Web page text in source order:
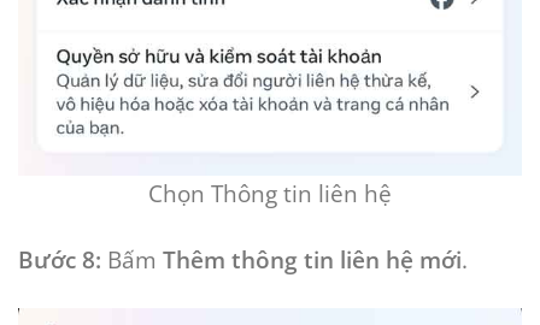
Chọn Thông tin liên hệ
Bước 8: Bấm Thêm thông tin liên hệ mới.